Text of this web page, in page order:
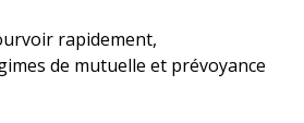
rapidement,
de mutuelle et prévoyance